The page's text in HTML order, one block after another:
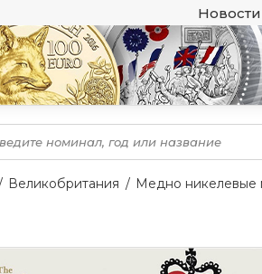
Новости
Великобритания Медно никелевые